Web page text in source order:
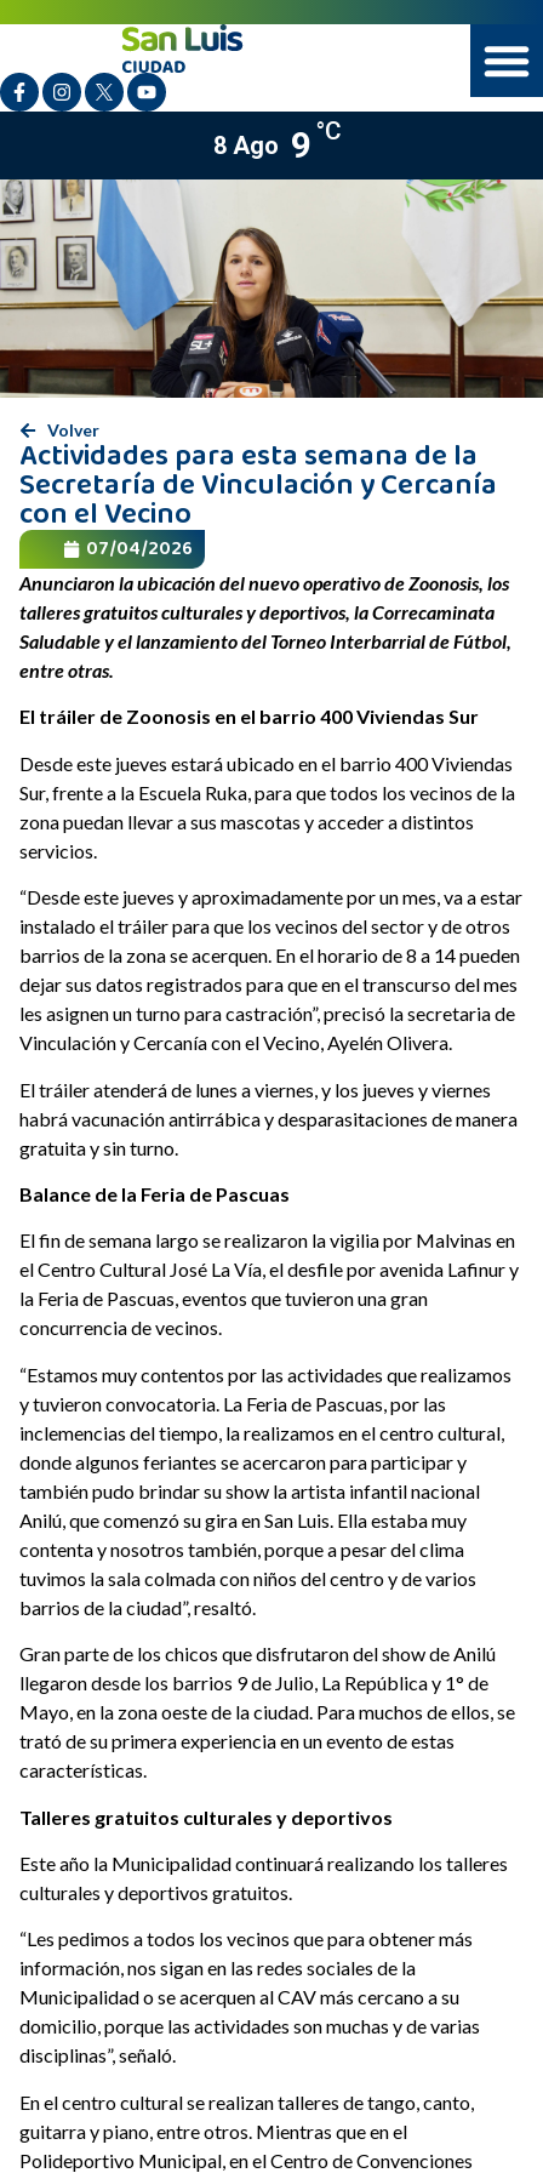
8 Ago 9 °C
Volver
Actividades para esta semana de la
Secretaría de Vinculación y Cercanía
con el Vecino
07/04/2026
Anunciaron la ubicación del nuevo operativo de Zoonosis, los
talleres gratuitos culturales y deportivos, la Correcaminata
Saludable y el lanzamiento del Torneo Interbarrial de Fútbol,
entre otras.
El tráiler de Zoonosis en el barrio 400 Viviendas Sur
Desde este jueves estará ubicado en el barrio 400 Viviendas
Sur, frente a la Escuela Ruka, para que todos los vecinos de la
zona puedan llevar a sus mascotas y acceder a distintos
servicios.
“Desde este jueves y aproximadamente por un mes, va a estar
instalado el tráiler para que los vecinos del sector y de otros
barrios de la zona se acerquen. En el horario de 8 a 14 pueden
dejar sus datos registrados para que en el transcurso del mes
les asignen un turno para castración”, precisó la secretaria de
Vinculación y Cercanía con el Vecino, Ayelén Olivera.
El tráiler atenderá de lunes a viernes, y los jueves y viernes
habrá vacunación antirrábica y desparasitaciones de manera
gratuita y sin turno.
Balance de la Feria de Pascuas
El fin de semana largo se realizaron la vigilia por Malvinas en
el Centro Cultural José La Vía, el desfile por avenida Lafinur y
la Feria de Pascuas, eventos que tuvieron una gran
concurrencia de vecinos.
“Estamos muy contentos por las actividades que realizamos
y tuvieron convocatoria. La Feria de Pascuas, por las
inclemencias del tiempo, la realizamos en el centro cultural,
donde algunos feriantes se acercaron para participar y
también pudo brindar su show la artista infantil nacional
Anilú, que comenzó su gira en San Luis. Ella estaba muy
contenta y nosotros también, porque a pesar del clima
tuvimos la sala colmada con niños del centro y de varios
barrios de la ciudad”, resaltó.
Gran parte de los chicos que disfrutaron del show de Anilú
llegaron desde los barrios 9 de Julio, La República y 1° de
Mayo, en la zona oeste de la ciudad. Para muchos de ellos, se
trató de su primera experiencia en un evento de estas
características.
Talleres gratuitos culturales y deportivos
Este año la Municipalidad continuará realizando los talleres
culturales y deportivos gratuitos.
“Les pedimos a todos los vecinos que para obtener más
información, nos sigan en las redes sociales de la
Municipalidad o se acerquen al CAV más cercano a su
domicilio, porque las actividades son muchas y de varias
disciplinas”, señaló.
En el centro cultural se realizan talleres de tango, canto,
guitarra y piano, entre otros. Mientras que en el
Polideportivo Municipal, en el Centro de Convenciones